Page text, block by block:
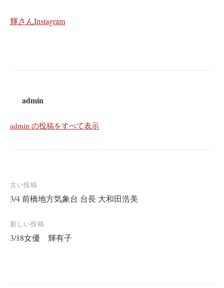
輝さんInstagram
admin
admin の投稿をすべて表示
投
稿
ナ
ビ
古い投稿
3/4 前橋地方気象台 台長 大和田浩美
新しい投稿
3/18女優 輝有子